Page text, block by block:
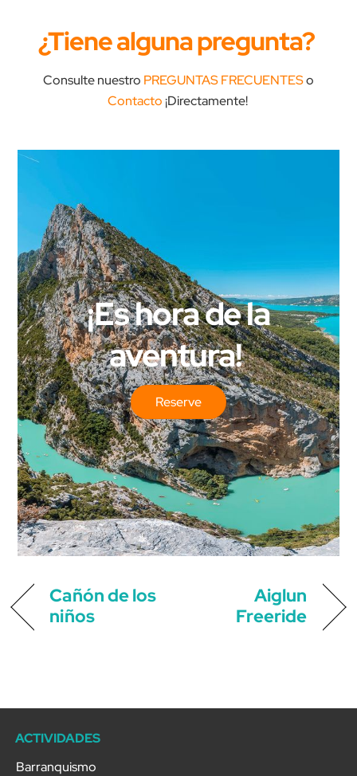
¿Tiene alguna pregunta?
Consulte nuestro PREGUNTAS FRECUENTESo
Contacto¡Directamente!
¡Es hora de la
aventura!
Reserve
Cañón de los
niños
Aiglun
Freeride
ACTIVIDADES
Barranquismo